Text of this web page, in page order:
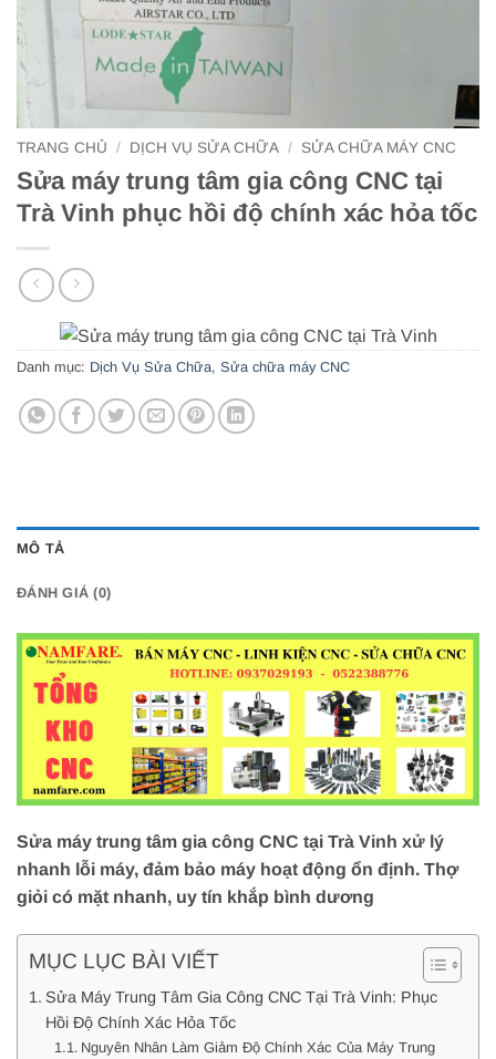
TRANG CHỦ / DỊCH VỤ SỬA CHỮA / SỬA CHỮA MÁY CNC
Sửa máy trung tâm gia công CNC tại
Trà Vinh phục hồi độ chính xác hỏa tốc
Danh mục: Dịch Vụ Sửa Chữa, Sửa chữa máy CNC
MÔ TẢ
ĐÁNH GIÁ (0)
Sửa máy trung tâm gia công CNC tại Trà Vinh xử lý
nhanh lỗi máy, đảm bảo máy hoạt động ổn định. Thợ
giỏi có mặt nhanh, uy tín khắp bình dương
MỤC LỤC BÀI VIẾT
Sửa Máy Trung Tâm Gia Công CNC Tại Trà Vinh: Phục
Hồi Độ Chính Xác Hỏa Tốc
Nguyên Nhân Làm Giảm Độ Chính Xác Của Máy Trung